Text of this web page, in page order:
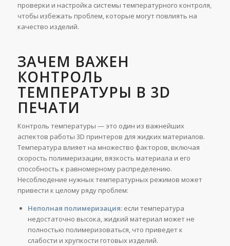
проверки и настройка системы температурного контроля,
чтобы избежать проблем, которые могут повлиять на
качество изделий.
ЗАЧЕМ ВАЖЕН
КОНТРОЛЬ
ТЕМПЕРАТУРЫ В 3D
ПЕЧАТИ
Контроль температуры — это один из важнейших
аспектов работы 3D принтеров для жидких материалов.
Температура влияет на множество факторов, включая
скорость полимеризации, вязкость материала и его
способность к равномерному распределению.
Несоблюдение нужных температурных режимов может
привести к целому ряду проблем:
Неполная полимеризация:если температура
недостаточно высока, жидкий материал может не
полностью полимеризоваться, что приведет к
слабости и хрупкости готовых изделий.